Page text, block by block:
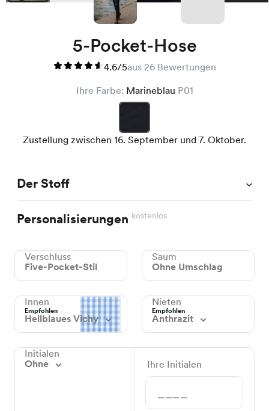
5-Pocket-Hose
4.6/5aus 26 Bewertungen
Ihre Farbe: Marineblau P01
Zustellung zwischen 16. September und 7. Oktober.
Der Stoff
Personalisierungen kostenlos
Verschluss
Five-Pocket-Stil
Saum
Ohne Umschlag
Innen
Empfohlen
Hellblaues Vichy
Nieten
Empfohlen
Anthrazit
Initialen
Ohne
Ihre Initialen